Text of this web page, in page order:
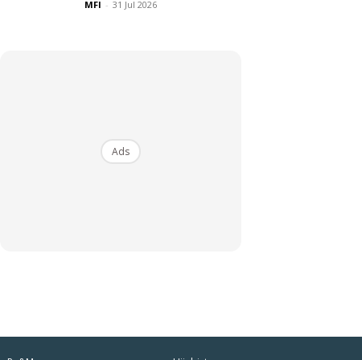
MFI - 31 Jul 2026
Ads